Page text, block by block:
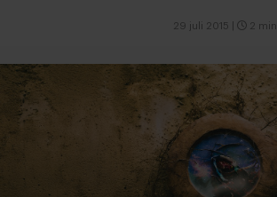
29 juli 2015 2 min